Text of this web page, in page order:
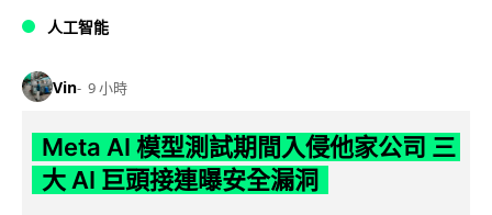
人工智能
Vin 9 小時
Meta AI 模型測試期間入侵他家公司 三
大 AI 巨頭接連曝安全漏洞